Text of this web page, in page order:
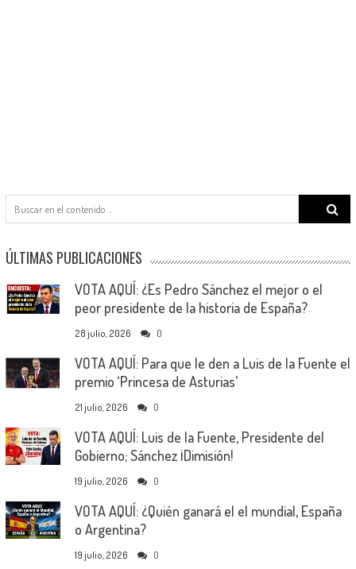
Search
for:
ÚLTIMAS PUBLICACIONES
VOTA AQUÍ: ¿Es Pedro Sánchez el mejor o el
peor presidente de la historia de España?
28 julio, 2026 0
VOTA AQUÍ: Para que le den a Luis de la Fuente el
premio ‘Princesa de Asturias’
21 julio, 2026 0
VOTA AQUÍ: Luis de la Fuente, Presidente del
Gobierno; Sánchez ¡Dimisión!
19 julio, 2026 0
VOTA AQUÍ: ¿Quién ganará el el mundial, España
o Argentina?
19 julio, 2026 0